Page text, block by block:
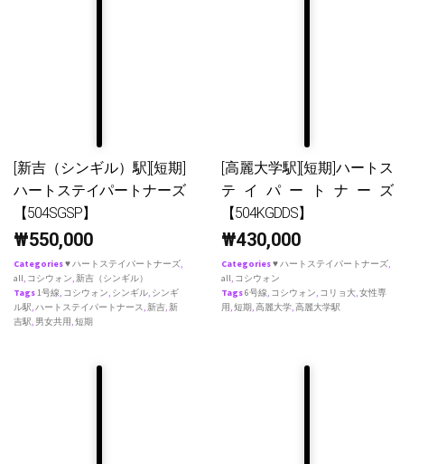
[新吉（シンギル）駅][短期]
ハートステイパートナーズ
【504SGSP】
₩550,000
Categories♥ ハートステイパートナーズ,
all, コシウォン,新吉（シンギル）
Tags1号線, コシウォン, シンギル, シンギ
ル駅,ハートステイパートナース,新吉,新
吉駅, 男女共用,短期
[高麗大学駅][短期]ハートス
テイパートナーズ
【504KGDDS】
₩430,000
Categories♥ ハートステイパートナーズ,
all, コシウォン
Tags6号線, コシウォン, コリョ大,女性専
用,短期,高麗大学,高麗大学駅